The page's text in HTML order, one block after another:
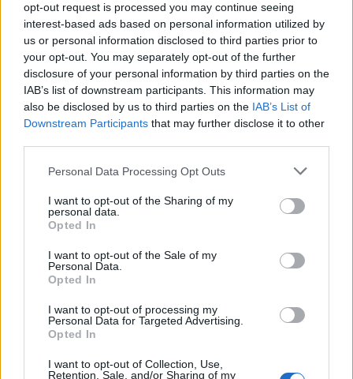
opt-out request is processed you may continue seeing
interest-based ads based on personal information utilized by
us or personal information disclosed to third parties prior to
your opt-out. You may separately opt-out of the further
disclosure of your personal information by third parties on the
IAB’s list of downstream participants. This information may
also be disclosed by us to third parties on the IAB’s List of
Downstream Participants that may further disclose it to other
Personal Data Processing Opt Outs
I want to opt-out of the Sharing of my
personal data.
Opted In
I want to opt-out of the Sale of my
Personal Data.
Opted In
I want to opt-out of processing my
Personal Data for Targeted Advertising.
Opted In
I want to opt-out of Collection, Use,
Retention, Sale, and/or Sharing of my